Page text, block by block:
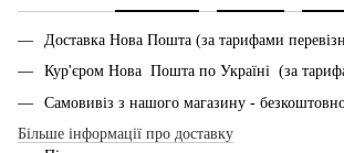
Доставка Нова Пошта (за тарифами
Кур'єром Нова Пошта по Україні (за
Самовивіз з нашого магазину -
Більше інформації про доставку